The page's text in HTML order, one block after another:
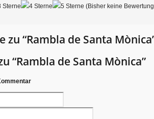
(Bisher keine
zu “Rambla de Santa
“Rambla de Santa Mònica”